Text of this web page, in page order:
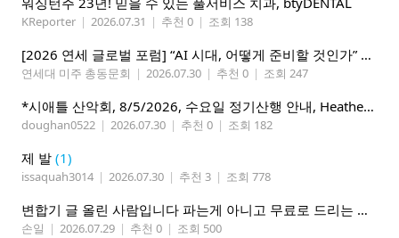
KReporter | 2026.07.31 | 추천 0 | 조회 138
[2026 연세 글로벌 포럼] “AI 시대, 어떻게 준비할 것인가” 8월 7-10일 벨뷰 개최
연세대 미주 총동문회 | 2026.07.30 | 추천 0 | 조회 247
*시애틀 산악회, 8/5/2026, 수요일 정기산행 안내, Heather Lake*
doughan0522 | 2026.07.30 | 추천 0 | 조회 182
제 발 (1)
issaquah3014 | 2026.07.30 | 추천 3 | 조회 778
변합기 글 올린 사람입니다 파는게 아니고 무료로 드리는 겁니다 필요하신분 연락처 남겨주시면 됩니다
손일 | 2026.07.29 | 추천 0 | 조회 500